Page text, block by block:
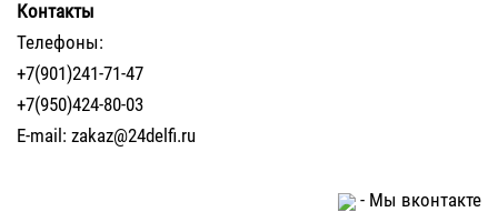
Контакты
Телефоны:
+7(901)241-71-47
+7(950)424-80-03
E-mail: zakaz@24delfi.ru
- Мы вконтакте